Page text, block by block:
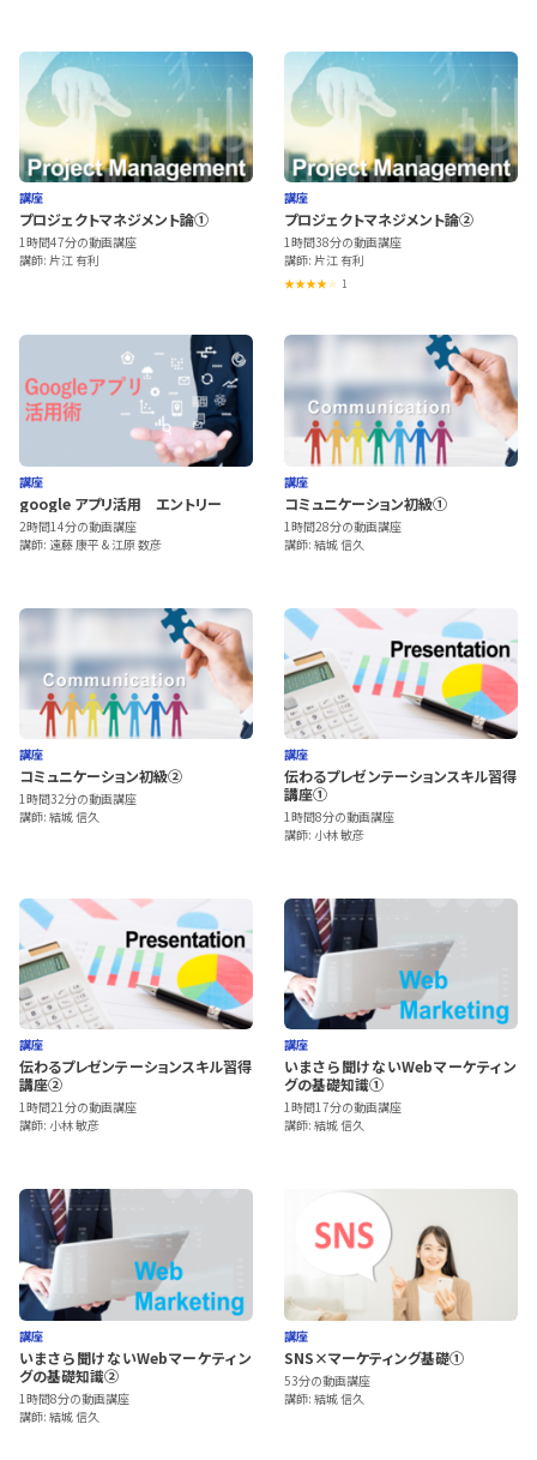
講座
プロジェクトマネジメント論①
1時間47分の動画講座
講師: 片江 有利
講座
プロジェクトマネジメント論②
1時間38分の動画講座
講師: 片江 有利
1
講座
google アプリ活用 エントリー
2時間14分の動画講座
講師: 遠藤 康平 & 江原 数彦
講座
コミュニケーション初級①
1時間28分の動画講座
講師: 結城 信久
講座
コミュニケーション初級②
1時間32分の動画講座
講師: 結城 信久
講座
伝わるプレゼンテーションスキル習得
講座①
1時間8分の動画講座
講師: 小林 敏彦
講座
伝わるプレゼンテーションスキル習得
講座②
1時間21分の動画講座
講師: 小林 敏彦
講座
いまさら聞けないWebマーケティン
グの基礎知識①
1時間17分の動画講座
講師: 結城 信久
講座
いまさら聞けないWebマーケティン
グの基礎知識②
1時間8分の動画講座
講師: 結城 信久
講座
SNS×マーケティング基礎①
53分の動画講座
講師: 結城 信久